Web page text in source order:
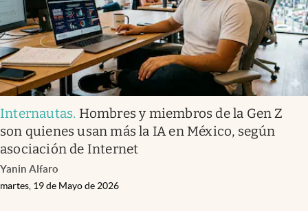
Internautas. Hombres y miembros de la Gen Z
son quienes usan más la IA en México, según
asociación de Internet
Yanin Alfaro
martes, 19 de Mayo de 2026